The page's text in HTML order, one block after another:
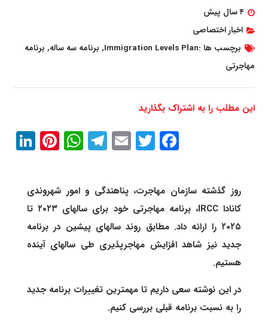
۴ سال پیش
اخبار اختصاصی
برچسب ها :Immigration Levels Plan
, برنامه سه ساله, برنامه
مهاجرتی
این مطلب را به اشتراک بگذارید
Facebook
Twitter
Email
Telegram
روز گذشته سازمان مهاجرت، پناهندگی و امور شهروندی
کانادا IRCC، برنامه مهاجرتی خود برای سالهای ۲۰۲۳ تا
۲۰۲۵ را ارائه داد. مطابق روند سالهای پیشین در برنامه
جدید نیز شاهد افزایش مهاجرپذیری طی سالهای آینده
هستیم.
در این نوشته سعی داریم تا مهمترین تغییرات برنامه جدید
را به نسبت برنامه قبلی بررسی کنیم.